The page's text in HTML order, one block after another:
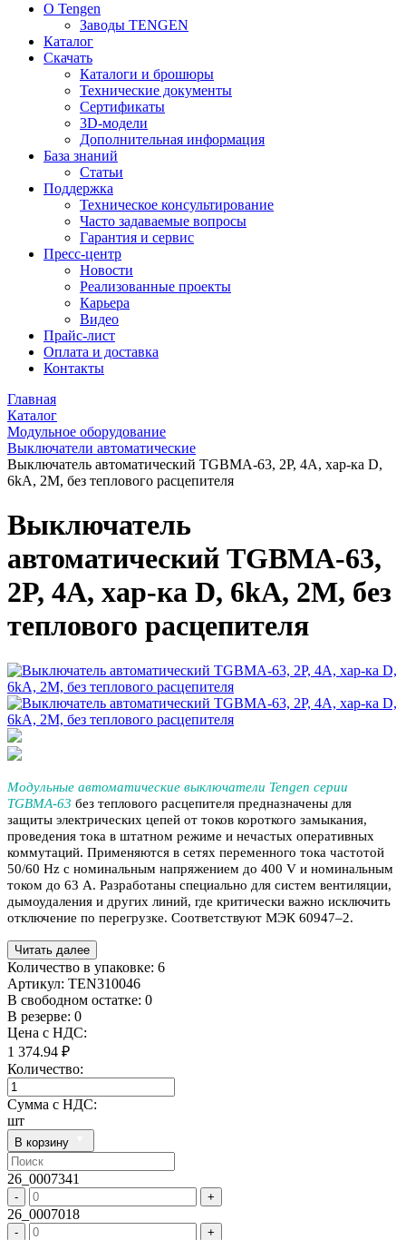
О Tengen
Заводы TENGEN
Каталог
Скачать
Каталоги и брошюры
Технические документы
Сертификаты
3D-модели
Дополнительная информация
База знаний
Статьи
Поддержка
Техническое консультирование
Часто задаваемые вопросы
Гарантия и сервис
Пресс-центр
Новости
Реализованные проекты
Карьера
Видео
Прайс-лист
Оплата и доставка
Контакты
Главная
Каталог
Модульное оборудование
Выключатели автоматические
Выключатель автоматический TGBMA-63, 2P, 4A, хар-ка D,
6kA, 2M, без теплового расцепителя
Выключатель
автоматический TGBMA-63,
2P, 4A, хар-ка D, 6kA, 2M, без
теплового расцепителя
Модульные автоматические выключатели Tengen серии
TGBMA-63 без теплового расцепителя предназначены для
защиты электрических цепей от токов короткого замыкания,
проведения тока в штатном режиме и нечастых оперативных
коммутаций. Применяются в сетях переменного тока частотой
50/60 Hz с номинальным напряжением до 400 V и номинальным
током до 63 А. Разработаны специально для систем вентиляции,
дымоудаления и других линий, где критически важно исключить
отключение по перегрузке. Соответствуют МЭК 60947–2.
Читать далее
Количество в упаковке: 6
Артикул: TEN310046
В свободном остатке: 0
В резерве: 0
Цена с НДС:
1 374.94 ₽
Количество:
Сумма с НДС:
шт
В корзину
26_0007341
- +
26_0007018
- +